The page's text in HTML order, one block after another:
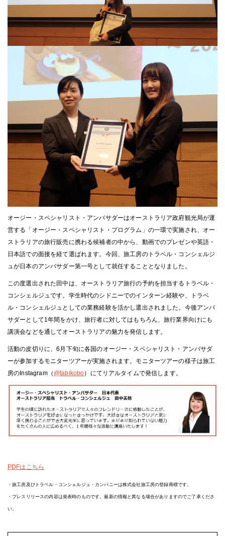
オージー・スペシャリスト・アンバサダーはオーストラリア政府観光局が運
営する「オージー・スペシャリスト・プログラム」の一環で実施され、オー
ストラリアの旅行販売に携わる候補者の中から、動画でのプレゼンや英語・
日本語での面接を経て選ばれます。今回、旅工房のトラベル・コンシェルジ
ュが日本のアンバサダー第一号として就任することとなりました。
この度選出された田中は、オーストラリア旅行の予約を担当するトラベル・
コンシェルジュです。学生時代のシドニーでのインターン経験や、トラベ
ル・コンシェルジュとしての業務経験を活かし選出されました。今後アンバ
サダーとして1年間をかけ、旅行者に対してはもちろん、旅行業界向けにも
講演会などを通してオーストラリアの魅力を発信します。
活動の皮切りに、6月下旬に各国のオージー・スペシャリスト・アンバサダ
ーが参加するモニターツアーが実施されます。モニターツアーの様子は旅工
房のInstagram（ @tabikobo）にてリアルタイムで発信します。
PDFはこちら
・旅工房及びトラベル・コンシェルジュ・カンパニーは株式会社旅工房の登録商標です。
・プレスリリースの内容は発表時のものです。最新の情報と異なる場合がありますのでご了承くださ
い。